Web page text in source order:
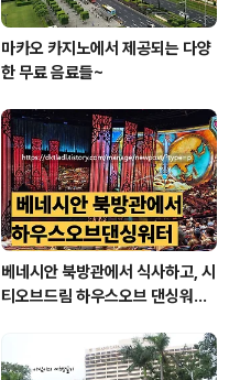
마카오 카지노에서 제공되는 다양
한 무료 음료들~
베네시안 북방관에서 식사하고, 시
티오브드림 하우스오브 댄싱워터
드리는 길은 호텔 외부로 걷는 방
법임, 여름에 걷는거 비추 이유:덥